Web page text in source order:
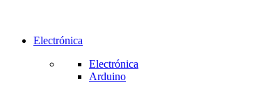
Electrónica
Electrónica
Arduino